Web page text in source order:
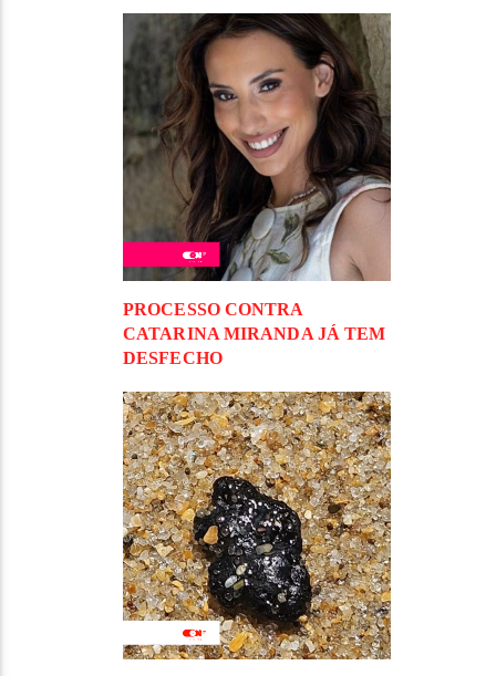
PROCESSO CONTRA
CATARINA MIRANDA JÁ TEM
DESFECHO